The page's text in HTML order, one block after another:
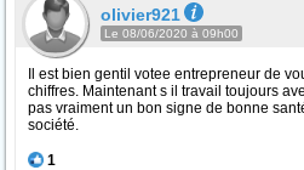
olivier921
Le 08/06/2020 à 09h00
Il est bien gentil votee entrepreneur de
chiffres. Maintenant s il travail toujours
pas vraiment un bon signe de bonne
société.
1